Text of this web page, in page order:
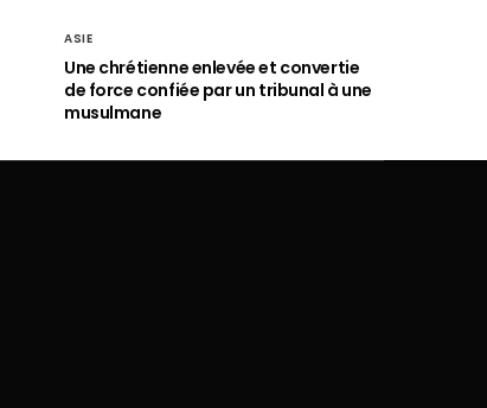
ASIE
Une chrétienne enlevée et convertie
de force confiée par un tribunal à une
musulmane